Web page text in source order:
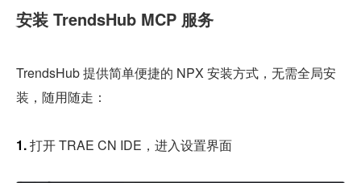
安装 TrendsHub MCP 服务
TrendsHub 提供简单便捷的 NPX 安装方式，无需全局安
装，随用随走：
1. 打开 TRAE CN IDE，进入设置界面